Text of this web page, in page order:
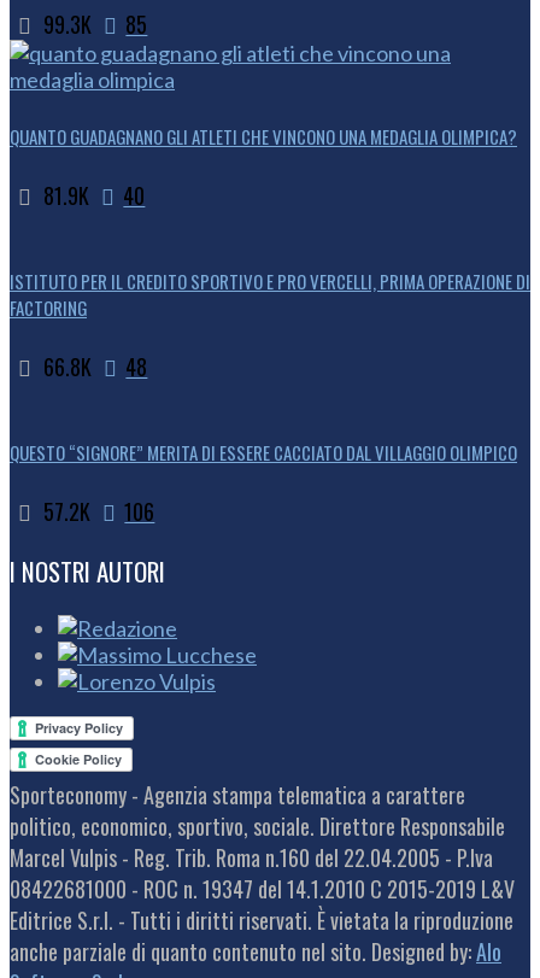
99.3K 85
QUANTO GUADAGNANO GLI ATLETI CHE VINCONO UNA MEDAGLIA OLIMPICA?
81.9K 40
ISTITUTO PER IL CREDITO SPORTIVO E PRO VERCELLI, PRIMA OPERAZIONE DI
FACTORING
66.8K 48
QUESTO “SIGNORE” MERITA DI ESSERE CACCIATO DAL VILLAGGIO OLIMPICO
57.2K 106
I NOSTRI AUTORI
Sporteconomy - Agenzia stampa telematica a carattere
politico, economico, sportivo, sociale. Direttore Responsabile
Marcel Vulpis - Reg. Trib. Roma n.160 del 22.04.2005 - P.Iva
08422681000 - ROC n. 19347 del 14.1.2010 C 2015-2019 L&V
Editrice S.r.l. - Tutti i diritti riservati. È vietata la riproduzione
anche parziale di quanto contenuto nel sito. Designed by:Alo